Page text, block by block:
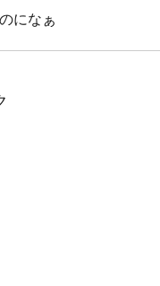
になぁ